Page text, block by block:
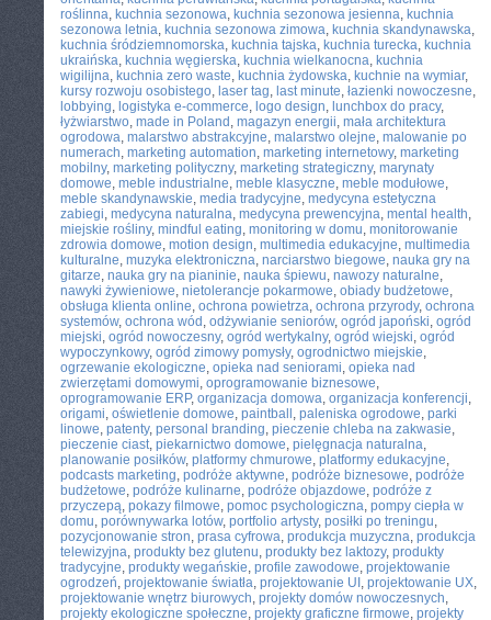
roślinna, kuchnia sezonowa, kuchnia sezonowa jesienna, kuchnia
sezonowa letnia, kuchnia sezonowa zimowa, kuchnia skandynawska,
kuchnia śródziemnomorska, kuchnia tajska, kuchnia turecka, kuchnia
ukraińska, kuchnia węgierska, kuchnia wielkanocna, kuchnia
wigilijna, kuchnia zero waste, kuchnia żydowska, kuchnie na wymiar,
kursy rozwoju osobistego, laser tag, last minute, łazienki nowoczesne,
lobbying, logistyka e-commerce, logo design, lunchbox do pracy,
łyżwiarstwo, made in Poland , magazyn energii, mała architektura
ogrodowa, malarstwo abstrakcyjne, malarstwo olejne, malowanie po
numerach, marketing automation, marketing internetowy, marketing
mobilny, marketing polityczny, marketing strategiczny, marynaty
domowe, meble industrialne, meble klasyczne, meble modułowe,
meble skandynawskie, media tradycyjne, medycyna estetyczna
zabiegi, medycyna naturalna, medycyna prewencyjna, mental health,
miejskie rośliny, mindful eating, monitoring w domu, monitorowanie
zdrowia domowe, motion design, multimedia edukacyjne, multimedia
kulturalne, muzyka elektroniczna, narciarstwo biegowe, nauka gry na
gitarze, nauka gry na pianinie, nauka śpiewu, nawozy naturalne,
nawyki żywieniowe, nietolerancje pokarmowe, obiady budżetowe,
obsługa klienta online, ochrona powietrza, ochrona przyrody, ochrona
systemów, ochrona wód , odżywianie seniorów, ogród japoński, ogród
miejski, ogród nowoczesny, ogród wertykalny, ogród wiejski, ogród
wypoczynkowy, ogród zimowy pomysły, ogrodnictwo miejskie,
ogrzewanie ekologiczne, opieka nad seniorami, opieka nad
zwierzętami domowymi, oprogramowanie biznesowe,
oprogramowanie ERP, organizacja domowa, organizacja konferencji,
origami, oświetlenie domowe, paintball , paleniska ogrodowe, parki
linowe, patenty, personal branding, pieczenie chleba na zakwasie,
pieczenie ciast, piekarnictwo domowe, pielęgnacja naturalna,
planowanie posiłków, platformy chmurowe, platformy edukacyjne,
podcasts marketing, podróże aktywne, podróże biznesowe, podróże
budżetowe, podróże kulinarne, podróże objazdowe, podróże z
przyczepą, pokazy filmowe, pomoc psychologiczna, pompy ciepła w
domu, porównywarka lotów, portfolio artysty, posiłki po treningu,
pozycjonowanie stron, prasa cyfrowa, produkcja muzyczna, produkcja
telewizyjna, produkty bez glutenu, produkty bez laktozy, produkty
tradycyjne, produkty wegańskie, profile zawodowe, projektowanie
ogrodzeń, projektowanie światła, projektowanie UI , projektowanie UX,
projektowanie wnętrz biurowych, projekty domów nowoczesnych,
projekty ekologiczne społeczne, projekty graficzne firmowe, projekty